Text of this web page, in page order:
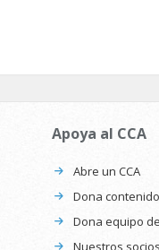
Apoya al CCA
Abre un CCA
Dona
Dona equipo
Nuestros